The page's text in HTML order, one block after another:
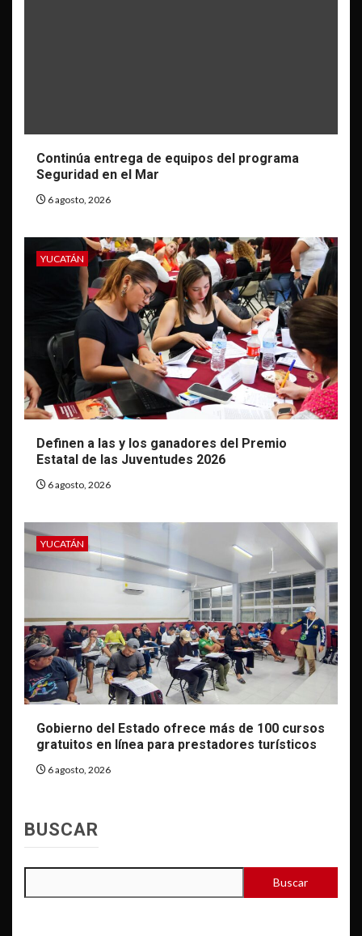
Continúa entrega de equipos del programa
Seguridad en el Mar
6 agosto, 2026
YUCATÁN
Definen a las y los ganadores del Premio
Estatal de las Juventudes 2026
6 agosto, 2026
YUCATÁN
Gobierno del Estado ofrece más de 100 cursos
gratuitos en línea para prestadores turísticos
6 agosto, 2026
BUSCAR
Buscar